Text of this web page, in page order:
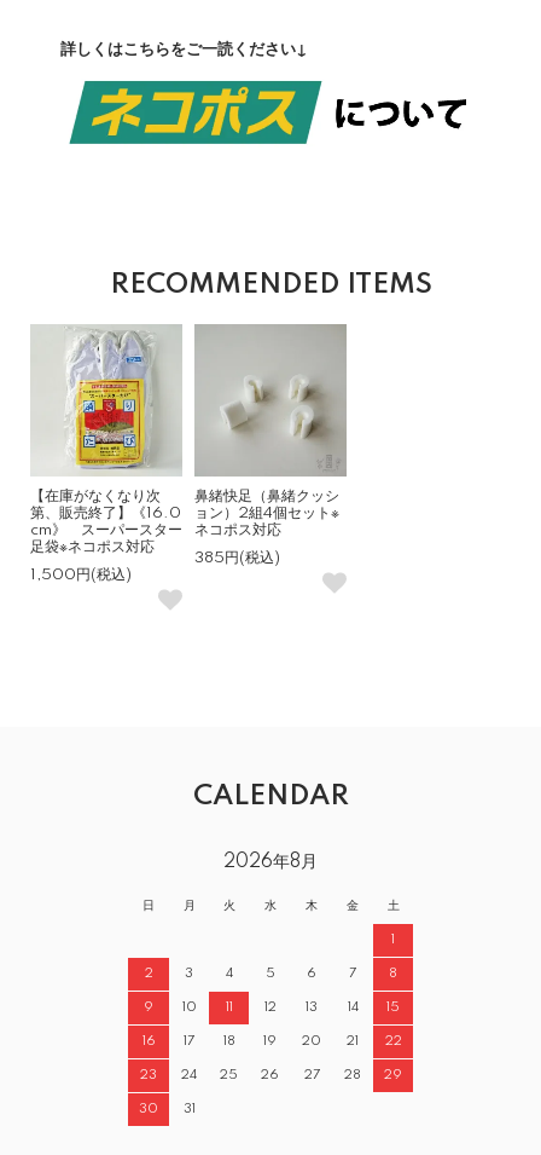
詳しくはこちらをご一読ください↓
RECOMMENDED ITEMS
【在庫がなくなり次
第、販売終了】《16.0
cm》 スーパースター
足袋※ネコポス対応
1,500円(税込)
鼻緒快足（鼻緒クッシ
ョン）2組4個セット※
ネコポス対応
385円(税込)
CALENDAR
2026年8月
日 月 火 水 木 金 土
2 3 4 5 6 7 8
9 10 12 13 14 15
16 17 18 19 20 21 22
23 24 25 26 27 28 29
30 31